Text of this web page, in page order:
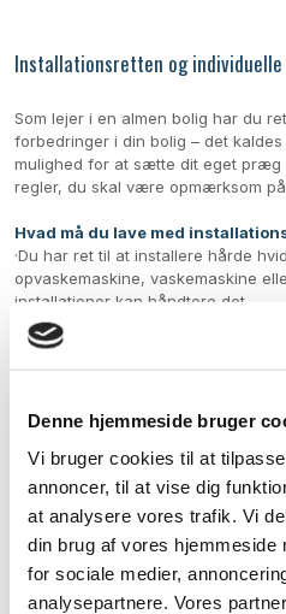
Denne hjemmeside bruger
Vi bruger cookies til at
annoncer, til at vise dig
at analysere vores trafik. Vi
din brug af vores hjemmeside
for sociale medier,
analysepartnere. Vores
Installationsretten og
Som lejer i en almen bolig har du
forbedringer i din bolig – det
mulighed for at sætte dit eget præg
regler, du skal være opmærksom
Hvad må du lave med
·​Du har ret til at installere hårde
opvaskemaskine, vaskemaskine
installationer kan håndtere det.
·​Du kan opsætte lamper, skabe og
hverdagen lettere.
·​Mindre tilpasninger, som fx
Hvis arbejdet kræver ændringer i
vand eller afløb, skal du altid søge
administrationen.
Større ændringer, som fx at male
kræver også godkendelse.
Individuelle forbedringer